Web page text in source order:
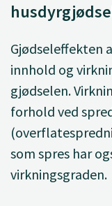
Gjødseleffekten
innhold og
gjødselen.
forhold ved
som spres har
virkningsgraden.